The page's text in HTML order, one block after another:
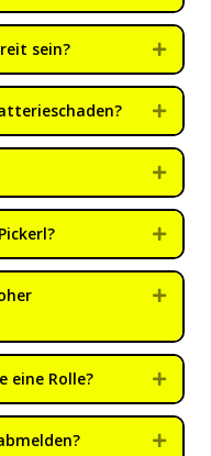
sein?
eine Rolle?